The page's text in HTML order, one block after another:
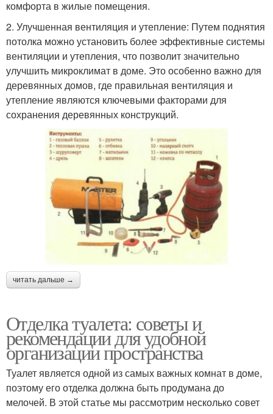
комфорта в жилые помещения.
2. Улучшенная вентиляция и утепление: Путем поднятия
потолка можно установить более эффективные системы
вентиляции и утепления, что позволит значительно
улучшить микроклимат в доме. Это особенно важно для
деревянных домов, где правильная вентиляция и
утепление являются ключевыми факторами для
сохранения деревянных конструкций.
читать дальше →
Отделка туалета: советы и
рекомендации для удобной
организации пространства
Туалет является одной из самых важных комнат в доме,
поэтому его отделка должна быть продумана до
мелочей. В этой статье мы рассмотрим несколько совет